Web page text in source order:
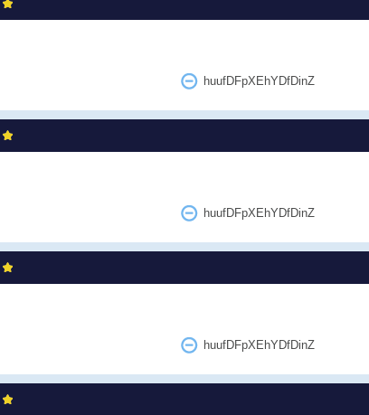
huufDFpXEhYDfDinZ
huufDFpXEhYDfDinZ
huufDFpXEhYDfDinZ